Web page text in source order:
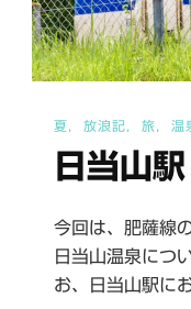
夏 放浪記 旅 温
日当山
今回は、肥薩線
日当山温泉につ
お、日当山駅に